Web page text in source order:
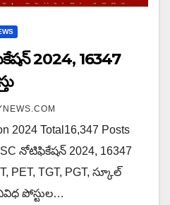
2024, 16347
2024 Total16,347 Posts
నోటిఫికేషన్ 2024, 16347
PET, TGT, PGT, స్కూల్
పోస్టుల…